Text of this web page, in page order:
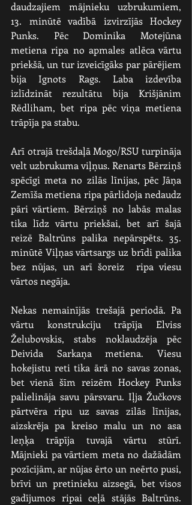
daudzajiem mājnieku uzbrukumiem,
13. minūtē vadībā izvirzījās Hockey
Punks. Pēc Dominika Motejūna
metiena ripa no apmales atlēca vārtu
priekšā, un tur izveicīgāks par pārējiem
bija Ignots Rags. Laba izdevība
izlīdzināt rezultātu bija Krišjānim
Rēdliham, bet ripa pēc viņa metiena
trāpīja pa stabu.
Arī otrajā trešdaļā Mogo/RSU turpināja
velt uzbrukuma viļņus. Renarts Bērziņš
spēcīgi meta no zilās līnijas, pēc Jāņa
Zemīša metiena ripa pārlidoja nedaudz
pāri vārtiem. Bērziņš no labās malas
tika līdz vārtu priekšai, bet arī šajā
reizē Baltrūns palika nepārspēts. 35.
minūtē Viļņas vārtsargs uz brīdi palika
bez nūjas, un arī šoreiz  ripa viesu
vārtos negāja.
Nekas nemainījās trešajā periodā. Pa
vārtu konstrukciju trāpīja Elviss
Želubovskis, stabs noklaudzēja pēc
Deivida Sarkaņa metiena. Viesu
hokejistu reti tika ārā no savas zonas,
bet vienā šīm reizēm Hockey Punks
palielināja savu pārsvaru. Iļja Žučkovs
pārtvēra ripu uz savas zilās līnijas,
aizskrēja pa kreiso malu un no asa
leņķa trāpīja tuvajā vārtu stūrī.
Mājnieki pa vārtiem meta no dažādām
pozīcijām, ar nūjas ērto un neērto pusi,
brīvi un pretinieku aizsegā, bet visos
gadījumos ripai ceļā stājās Baltrūns.